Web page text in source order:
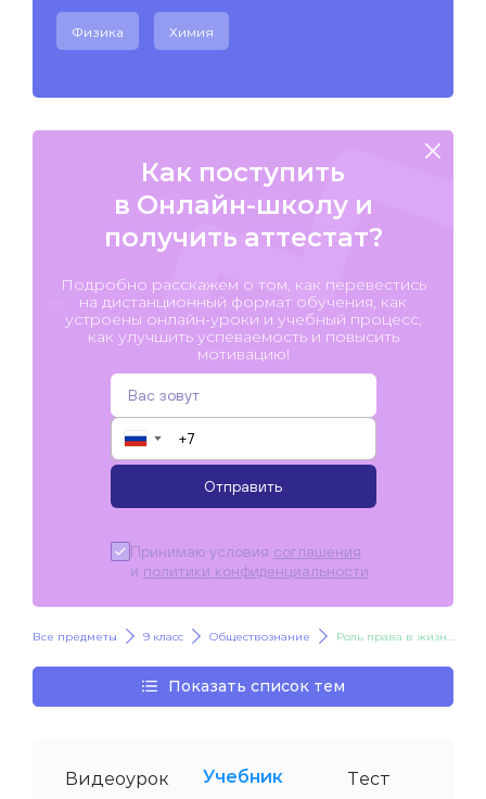
Физика Химия
Как поступить
в Онлайн-школу и
получить аттестат?
Подробно расскажем о том, как перевестись
на дистанционный формат обучения, как
устроены онлайн-уроки и учебный процесс,
как улучшить успеваемость и повысить
мотивацию!
▼
Отправить
Принимаю условия соглашения
и политики конфиденциальности
Все предметы 9 класс Обществознание Роль права в жизни человека, общества, государства
Показать список тем
Видеоурок Учебник Тест